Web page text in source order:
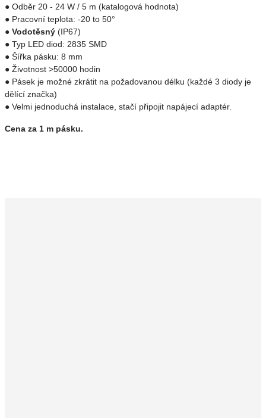
● Odběr 20 - 24 W / 5 m (katalogová hodnota)
● Pracovní teplota: -20 to 50°
● Vodotěsný (IP67)
● Typ LED diod: 2835 SMD
● Šířka pásku: 8 mm
● Životnost >50000 hodin
● Pásek je možné zkrátit na požadovanou délku (každé 3 diody je
dělící značka)
● Velmi jednoduchá instalace, stačí připojit napájecí adaptér.
Cena za 1 m pásku.